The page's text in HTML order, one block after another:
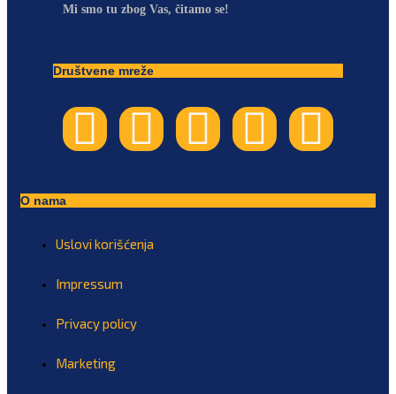
Mi smo tu zbog Vas, čitamo se!
Društvene mreže
O nama
Uslovi korišćenja
Impressum
Privacy policy
Marketing